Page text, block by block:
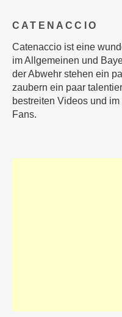
CATENACCIO
Catenaccio ist eine
im Allgemeinen und
der Abwehr stehen ein
zaubern ein paar
bestreiten Videos und
Fans.